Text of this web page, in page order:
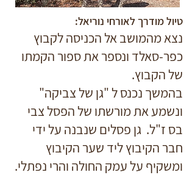
טיול מודרך לאורחי נוריאל:
נצא מהמושב אל הכניסה לקבוץ
כפר-סאלד ונספר את ספור הקמתו
של הקבוץ.
בהמשך נכנס ל "גן של צביקה"
ונשמע את מורשתו של הפסל צבי
בס ז"ל. גן פסלים שנבנה על ידי
חבר הקיבוץ ליד שער הקיבוץ
ומשקיף על עמק החולה והרי נפתלי.